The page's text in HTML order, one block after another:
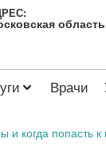
Врачи
и когда